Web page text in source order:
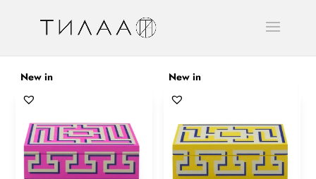
New in New in